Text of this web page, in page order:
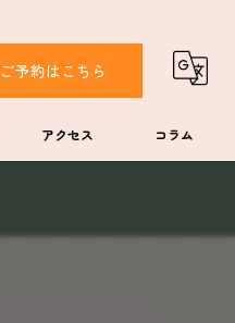
ご予約はこちら
アクセス コラム